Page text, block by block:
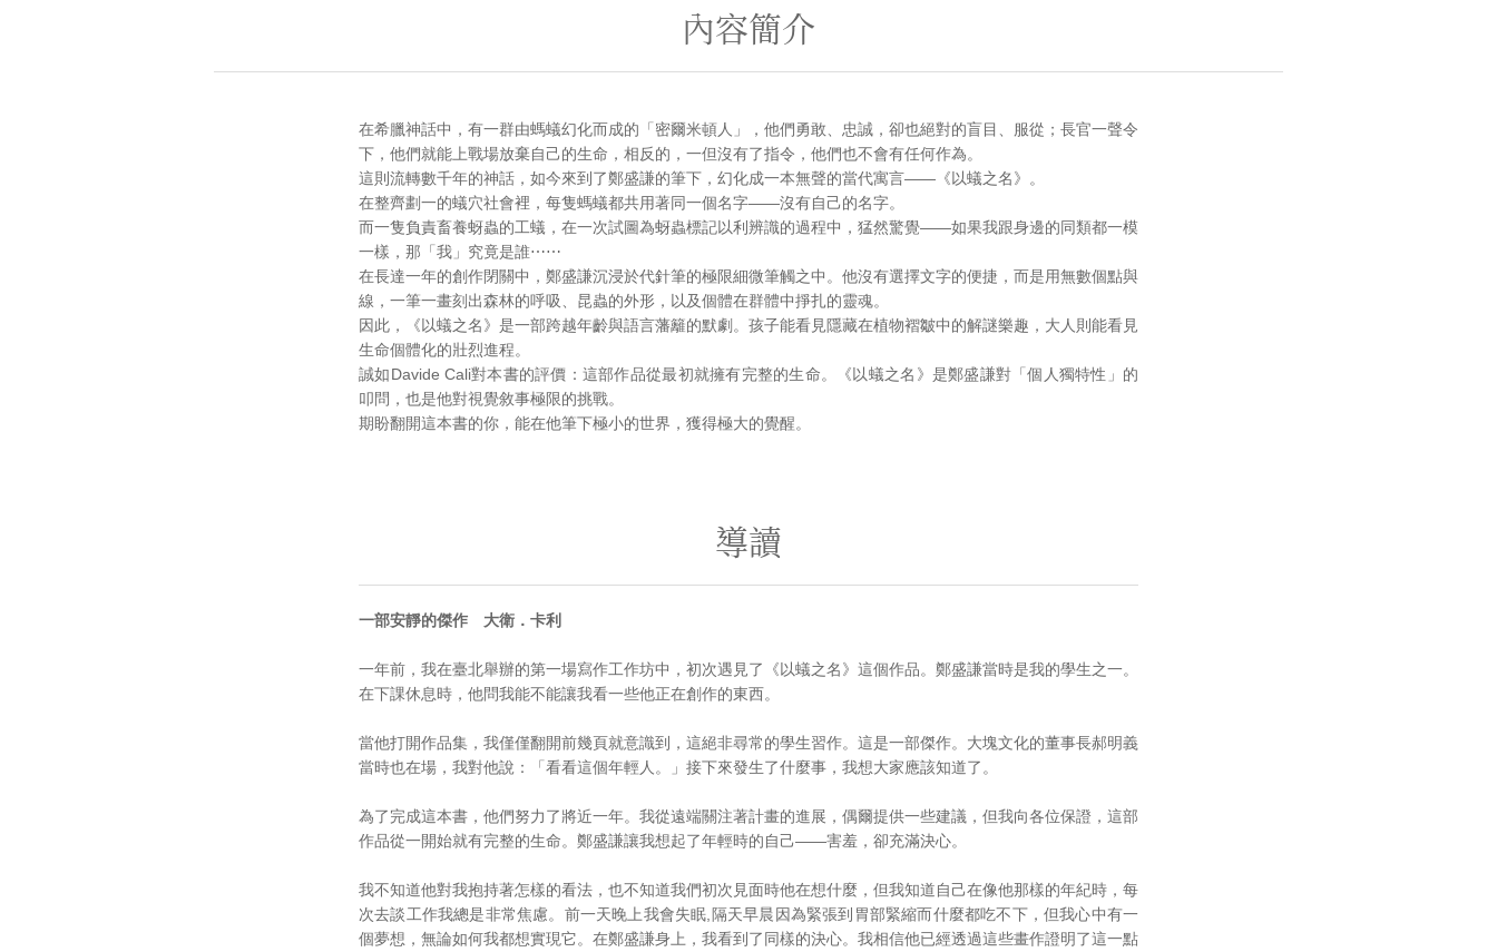
內容簡介
在希臘神話中，有一群由螞蟻幻化而成的「密爾米頓人」，他們勇敢、忠誠，卻也絕對的盲目、服從；長官一聲令
下，他們就能上戰場放棄自己的生命，相反的，一但沒有了指令，他們也不會有任何作為。
這則流轉數千年的神話，如今來到了鄭盛謙的筆下，幻化成一本無聲的當代寓言——《以蟻之名》。
在整齊劃一的蟻穴社會裡，每隻螞蟻都共用著同一個名字——沒有自己的名字。
而一隻負責畜養蚜蟲的工蟻，在一次試圖為蚜蟲標記以利辨識的過程中，猛然驚覺——如果我跟身邊的同類都一模
一樣，那「我」究竟是誰⋯⋯
在長達一年的創作閉關中，鄭盛謙沉浸於代針筆的極限細微筆觸之中。他沒有選擇文字的便捷，而是用無數個點與
線，一筆一畫刻出森林的呼吸、昆蟲的外形，以及個體在群體中掙扎的靈魂。
因此，《以蟻之名》是一部跨越年齡與語言藩籬的默劇。孩子能看見隱藏在植物褶皺中的解謎樂趣，大人則能看見
生命個體化的壯烈進程。
誠如Davide Cali對本書的評價：這部作品從最初就擁有完整的生命。《以蟻之名》是鄭盛謙對「個人獨特性」的
叩問，也是他對視覺敘事極限的挑戰。
期盼翻開這本書的你，能在他筆下極小的世界，獲得極大的覺醒。
導讀
一部安靜的傑作 大衛．卡利
一年前，我在臺北舉辦的第一場寫作工作坊中，初次遇見了《以蟻之名》這個作品。鄭盛謙當時是我的學生之一。
在下課休息時，他問我能不能讓我看一些他正在創作的東西。
當他打開作品集，我僅僅翻開前幾頁就意識到，這絕非尋常的學生習作。這是一部傑作。大塊文化的董事長郝明義
當時也在場，我對他說：「看看這個年輕人。」接下來發生了什麼事，我想大家應該知道了。
為了完成這本書，他們努力了將近一年。我從遠端關注著計畫的進展，偶爾提供一些建議，但我向各位保證，這部
作品從一開始就有完整的生命。鄭盛謙讓我想起了年輕時的自己——害羞，卻充滿決心。
我不知道他對我抱持著怎樣的看法，也不知道我們初次見面時他在想什麼，但我知道自己在像他那樣的年紀時，每
次去談工作我總是非常焦慮。前一天晚上我會失眠,隔天早晨因為緊張到胃部緊縮而什麼都吃不下，但我心中有一
個夢想，無論如何我都想實現它。在鄭盛謙身上，我看到了同樣的決心。我相信他已經透過這些畫作證明了這一點